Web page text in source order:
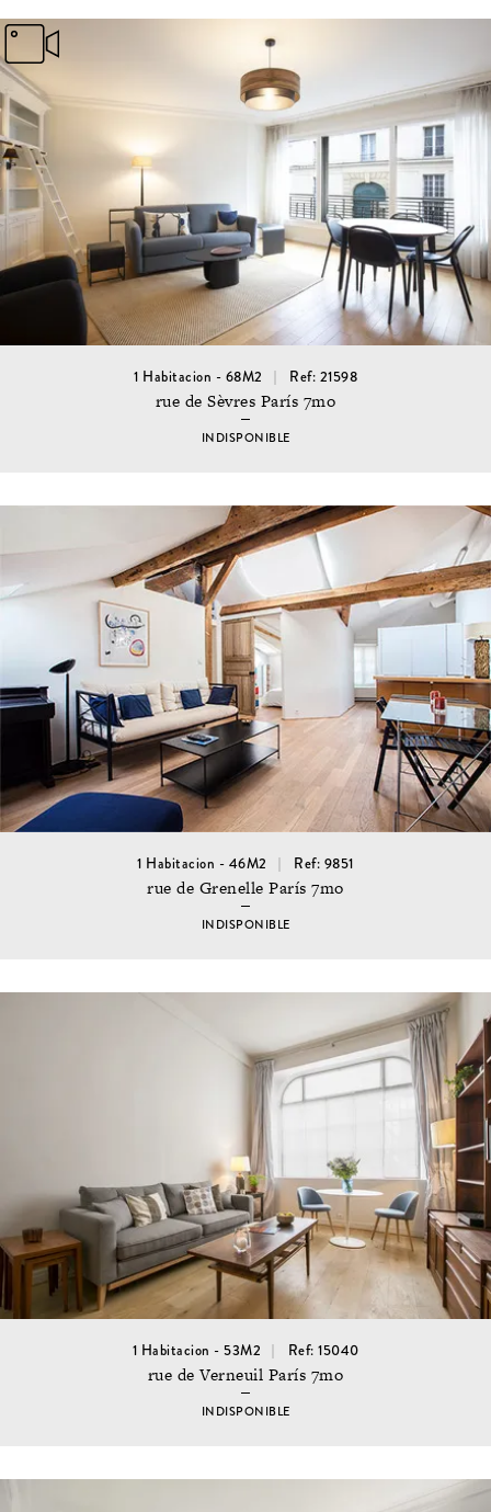
1 Habitacion - 68M2 Ref: 21598
rue de Sèvres París 7mo
INDISPONIBLE
1 Habitacion - 46M2 Ref: 9851
rue de Grenelle París 7mo
INDISPONIBLE
1 Habitacion - 53M2 Ref: 15040
rue de Verneuil París 7mo
INDISPONIBLE